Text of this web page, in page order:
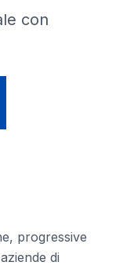
con
progressive
di